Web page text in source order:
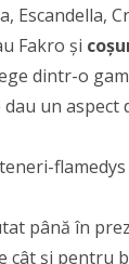
Escandella,
Fakro și
dintr-o
un aspect
până în
cât și pentru